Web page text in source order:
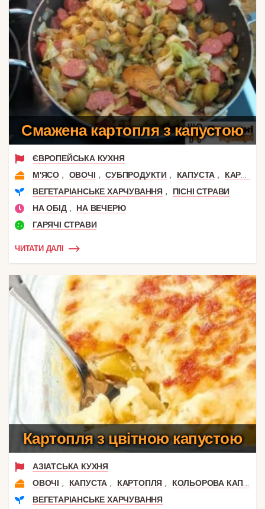
Смажена картопля з капустою
ЄВРОПЕЙСЬКА КУХНЯ
М'ЯСО , ОВОЧІ , СУБПРОДУКТИ , КАПУСТА ,
КАРТОПЛЯ
ВЕГЕТАРІАНСЬКЕ ХАРЧУВАННЯ ,
ПІСНІ СТРАВИ
НА ОБІД ,
НА ВЕЧЕРЮ
ГАРЯЧІ СТРАВИ
ЧИТАТИ ДАЛІ
Картопля з цвітною капустою
АЗІАТСЬКА КУХНЯ
ОВОЧІ , КАПУСТА , КАРТОПЛЯ ,
КОЛЬОРОВА КАПУСТА
ВЕГЕТАРІАНСЬКЕ ХАРЧУВАННЯ